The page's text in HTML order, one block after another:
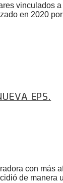
vinculados
en 2020
EPS.
con más
de